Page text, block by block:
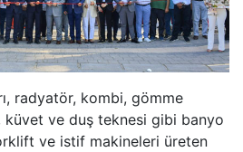
radyatör, kombi, gömme
küvet ve duş teknesi gibi banyo
ve istif makineleri üreten